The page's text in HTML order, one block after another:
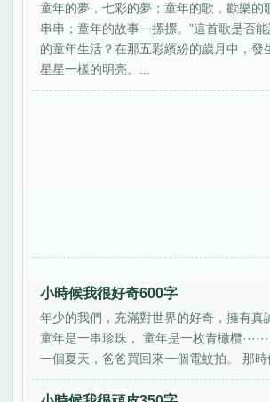
童年的夢，七彩的夢；童年的歌，歡樂的
串串；童年的故事一摞摞。”這首歌是否
的童年生活？在那五彩繽紛的歲月中，發
星星一樣的明亮。...
小時候我很好奇600字
年少的我們，充滿對世界的好奇，擁有真誠
童年是一串珍珠， 童年是一枚青橄欖
一個夏天，爸爸買回來一個電蚊拍。 那時